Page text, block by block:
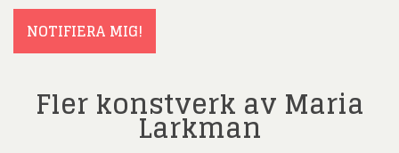
NOTIFIERA MIG!
Fler konstverk av Maria
Larkman